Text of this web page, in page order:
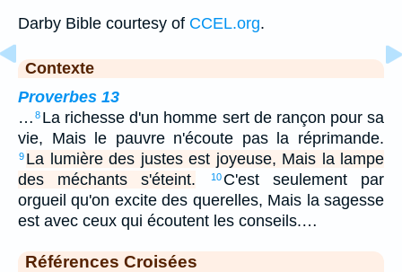
Darby Bible courtesy of CCEL.org.
Contexte
Proverbes 13
… 8 La richesse d'un homme sert de rançon pour sa
vie, Mais le pauvre n'écoute pas la réprimande.
9 La lumière des justes est joyeuse, Mais la lampe
des méchants s'éteint.
10 C'est seulement par
orgueil qu'on excite des querelles, Mais la sagesse
est avec ceux qui écoutent les conseils.…
Références Croisées